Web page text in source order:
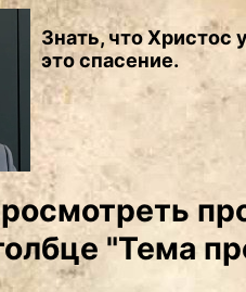
Знать, что Христос
это спасение.
"Тема